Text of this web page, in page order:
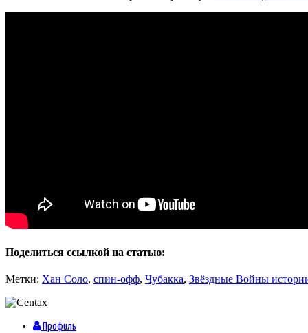
Поделиться ссылкой на статью:
Метки: Хан Соло, спин-офф, Чубакка, Звёздные Войны
Профиль